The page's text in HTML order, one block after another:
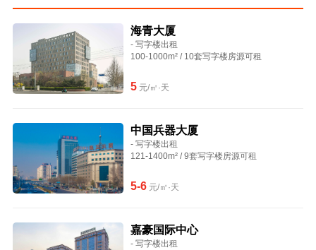
海青大厦
- 写字楼出租
100-1000m² / 10套写字楼房源可租
5元/㎡·天
中国兵器大厦
- 写字楼出租
121-1400m² / 9套写字楼房源可租
5-6元/㎡·天
嘉豪国际中心
- 写字楼出租